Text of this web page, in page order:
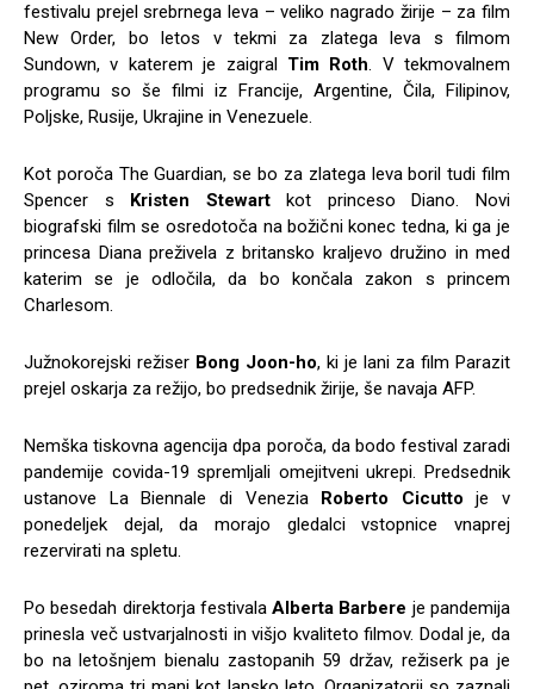
festivalu prejel srebrnega leva – veliko nagrado žirije – za film
New Order, bo letos v tekmi za zlatega leva s filmom
Sundown, v katerem je zaigral Tim Roth. V tekmovalnem
programu so še filmi iz Francije, Argentine, Čila, Filipinov,
Poljske, Rusije, Ukrajine in Venezuele.
Kot poroča The Guardian, se bo za zlatega leva boril tudi film
Spencer s Kristen Stewartkot princeso Diano. Novi
biografski film se osredotoča na božični konec tedna, ki ga je
princesa Diana preživela z britansko kraljevo družino in med
katerim se je odločila, da bo končala zakon s princem
Charlesom.
Južnokorejski režiser Bong Joon-ho, ki je lani za film Parazit
prejel oskarja za režijo, bo predsednik žirije, še navaja AFP.
Nemška tiskovna agencija dpa poroča, da bodo festival zaradi
pandemije covida-19 spremljali omejitveni ukrepi. Predsednik
ustanove La Biennale di Venezia Roberto Cicutto je v
ponedeljek dejal, da morajo gledalci vstopnice vnaprej
rezervirati na spletu.
Po besedah direktorja festivalaAlberta Barbere je pandemija
prinesla več ustvarjalnosti in višjo kvaliteto filmov. Dodal je, da
bo na letošnjem bienalu zastopanih 59 držav, režiserk pa je